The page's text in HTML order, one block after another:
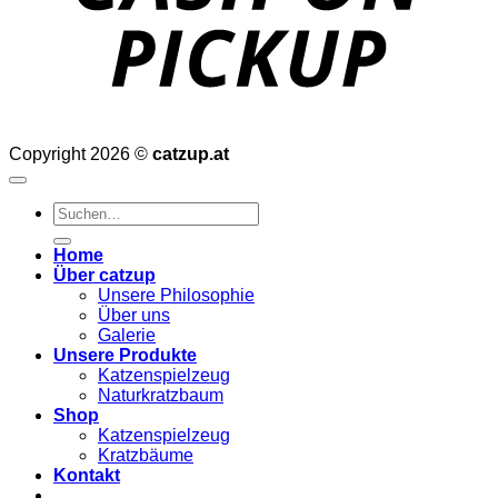
Copyright 2026 © catzup.at
Suchen
nach:
Home
Über catzup
Unsere Philosophie
Über uns
Galerie
Unsere Produkte
Katzenspielzeug
Naturkratzbaum
Shop
Katzenspielzeug
Kratzbäume
Kontakt